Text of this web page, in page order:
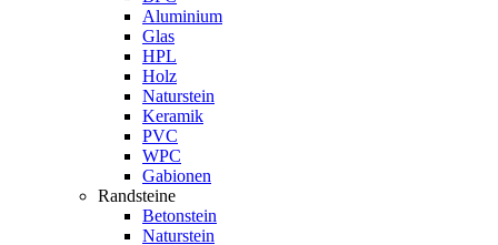
Aluminium
Glas
HPL
Holz
Naturstein
Keramik
PVC
WPC
Gabionen
Randsteine
Betonstein
Naturstein